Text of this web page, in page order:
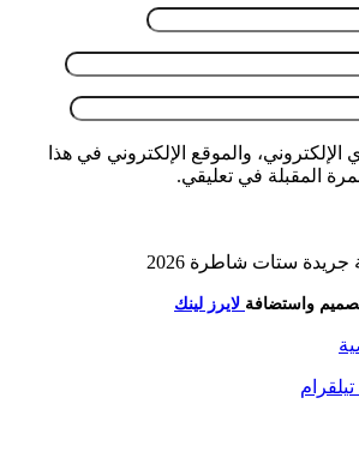
والموقع الإلكتروني في هذا
المقبلة في تعليقي.
ستات شاطرة 2026
واستضافة لايرز لينك
تيلقرام